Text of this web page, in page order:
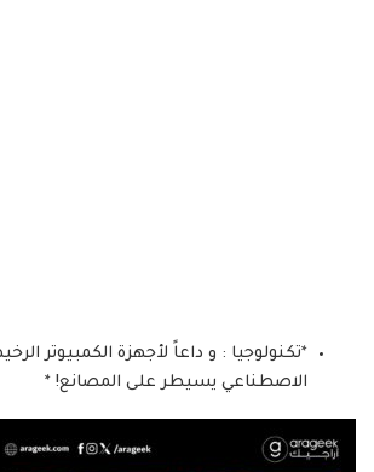
*تكنولوجيا : و داعاً لأجهزة الكمبيوتر
الاصطناعي يسيطر على المصانع! *